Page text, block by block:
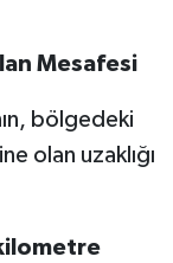
Mesafesi
bölgedeki
olan uzaklığı